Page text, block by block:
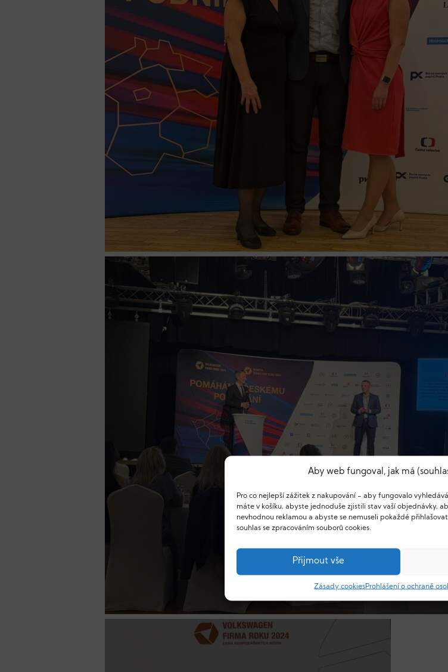
Aby web fungoval, jak má
Pro co nejlepší zážitek z nakupování - aby fungovalo
máte v košíku, abyste jednoduše zjistili stav vaší objednávky,
nevhodnou reklamou a abyste se nemuseli pokaždé
souhlas se zpracováním souborů cookies.
Přijmout vše
Zásady cookiesProhlášení o ochraně